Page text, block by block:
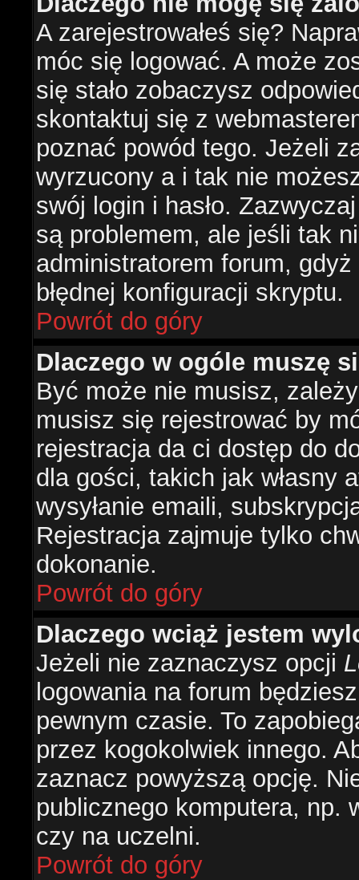
A zarejestrowałeś się?
móc się logować. A może
się stało zobaczysz
skontaktuj się z
poznać powód tego. Jeżeli
wyrzucony a i tak nie
swój login i hasło.
są problemem, ale jeśli tak
administratorem forum,
błędnej konfiguracji skryptu.
Powrót do góry
Dlaczego w ogóle muszę
Być może nie musisz,
musisz się rejestrować by
rejestracja da ci dostęp do
dla gości, takich jak własny
wysyłanie emaili,
Rejestracja zajmuje tylko
dokonanie.
Powrót do góry
Dlaczego wciąż jestem
Jeżeli nie zaznaczysz opcji
logowania na forum
pewnym czasie. To
przez kogokolwiek innego.
zaznacz powyższą opcję.
publicznego komputera, np.
czy na uczelni.
Powrót do góry